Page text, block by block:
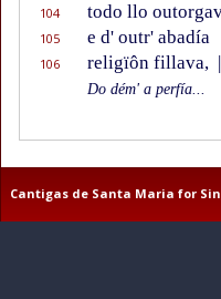
104 todo llo
105 e d' outr' abadía
106 religïôn fillava, |
Do dém' a perfía...
Cantigas de Santa Maria for